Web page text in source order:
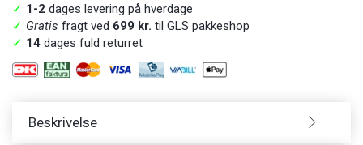
✓ 1-2 dages levering på hverdage
✓ Gratis fragt ved 699 kr. til GLS pakkeshop
✓ 14 dages fuld returret
Beskrivelse